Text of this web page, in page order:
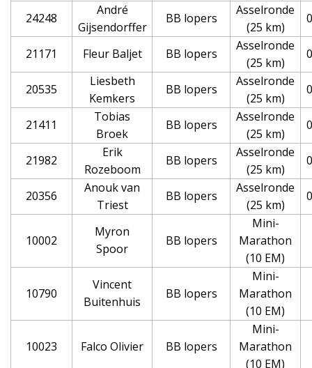
24248
André
Gijsendorffer
BB lopers
Asselronde
(25 km)
21171 Fleur Baljet BB lopers
Asselronde
(25 km)
20535
Liesbeth
Kemkers
BB lopers
Asselronde
(25 km)
21411
Tobias
Broek
BB lopers
Asselronde
(25 km)
21982
Erik
Rozeboom
BB lopers
Asselronde
(25 km)
20356
Anouk van
Triest
BB lopers
Asselronde
(25 km)
10002
Myron
Spoor
BB lopers
Mini-
Marathon
(10 EM)
10790
Vincent
Buitenhuis
BB lopers
Mini-
Marathon
(10 EM)
10023 Falco Olivier BB lopers
Mini-
Marathon
(10 EM)